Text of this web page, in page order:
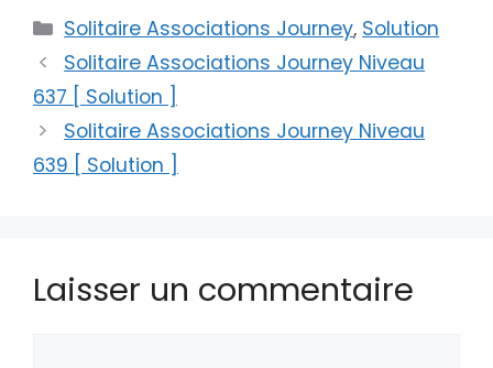
Catégories
Solitaire Associations Journey, Solution
Solitaire Associations Journey Niveau
637 [ Solution ]
Solitaire Associations Journey Niveau
639 [ Solution ]
Laisser un commentaire